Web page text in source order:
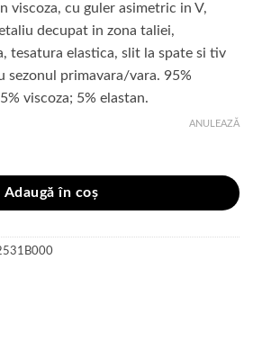
lei.
este:
7
500 lei.
viscoza, cu guler asimetric in V,
decupat in zona taliei,
tesatura elastica, slit la spate si tiv
primavara/vara. 95%
viscoza; 5% elastan.
ANULEAZĂ
Adaugă în coș